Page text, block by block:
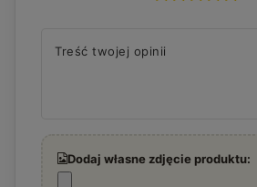
Treść twojej opinii
Dodaj własne zdjęcie produktu: